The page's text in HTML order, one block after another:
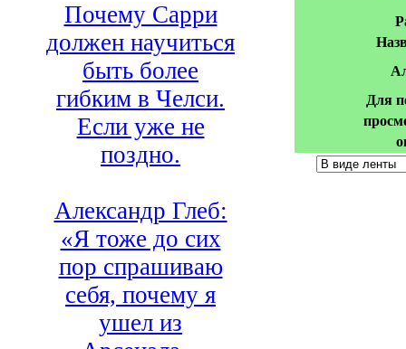
Почему Сарри
должен научиться
быть более
гибким в Челси.
Если уже не
поздно.
Александр Глеб:
«Я тоже до сих
пор спрашиваю
себя, почему я
ушел из
Для